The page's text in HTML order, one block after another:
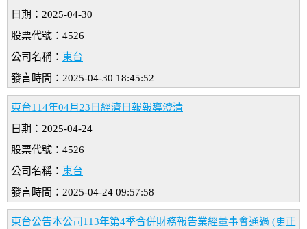
日期：2025-04-30
股票代號：4526
公司名稱： 東台
發言時間：2025-04-30 18:45:52
東台114年04月23日經濟日報報導澄清
日期：2025-04-24
股票代號：4526
公司名稱： 東台
發言時間：2025-04-24 09:57:58
東台公告本公司113年第4季合併財務報告業經董事會通過 (更正